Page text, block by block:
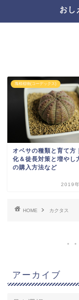
おし
塊根植物(コーデックス)
オベサの種類と育て方
化＆徒長対策と増やし
の購入方法など
2019
HOME カクタス
アーカイブ